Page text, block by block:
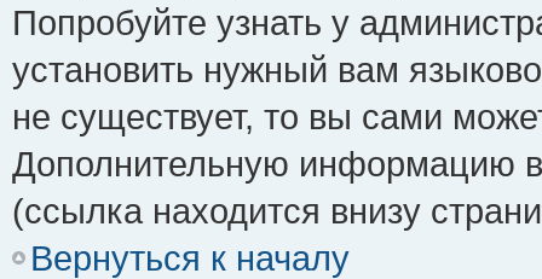
Попробуйте узнать у
установить нужный вам
не существует, то вы сами
Дополнительную информацию
(ссылка находится внизу
Вернуться к началу